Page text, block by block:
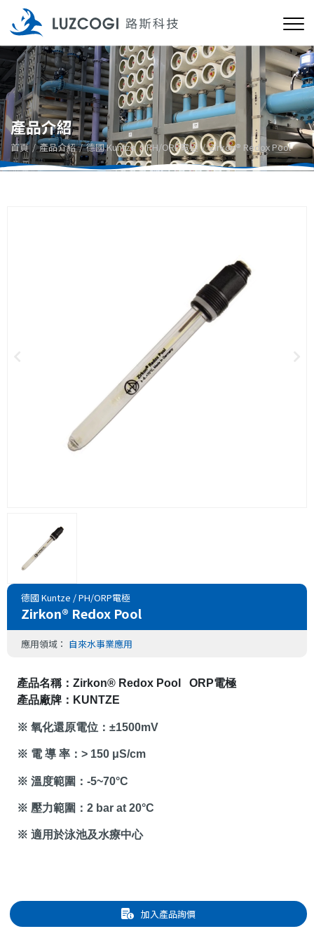
產品介紹
首頁 產品介紹 德國 Kuntze PH/ORP電極 Zirkon® Redox Pool
德國 Kuntze /PH/ORP電極
Zirkon® Redox Pool
應用領域： 自來水事業應用
產品名稱：Zirkon® Redox Pool ORP電極
產品廠牌： KUNTZE
※ 氧化還原電位：±1500mV
※ 電 導 率：> 150 μS/cm
※ 溫度範圍：-5~70°C
※ 壓力範圍：2 bar at 20°C
※ 適用於泳池及水療中心
加入產品詢價